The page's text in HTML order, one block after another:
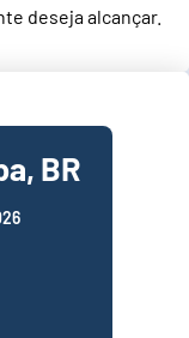
deseja alcançar.
BR